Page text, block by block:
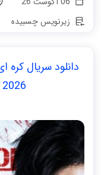
زیرنویس چسبیده